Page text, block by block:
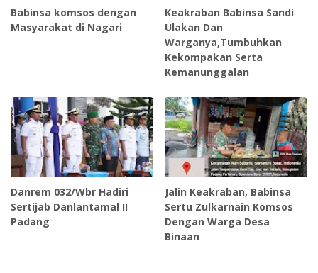
Babinsa komsos dengan
Masyarakat di Nagari
Keakraban Babinsa Sandi
Ulakan Dan
Warganya,Tumbuhkan
Kekompakan Serta
Kemanunggalan
Danrem 032/Wbr Hadiri
Sertijab Danlantamal II
Padang
Jalin Keakraban, Babinsa
Sertu Zulkarnain Komsos
Dengan Warga Desa
Binaan